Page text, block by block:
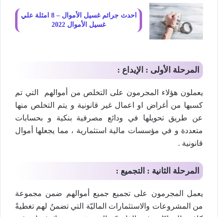
احدث جرائم غسيل الأموال – 8 امثلة علي
غسيل الأموال 2022
المرحلة الأولى : الإيداع :
يعملون هؤلاء المجرمون على التخلص من أموالهم التي تم
كسبها من أغراض او اعمال غير قانونية و يتم التخلص منها
عن طريق تحويلها في ودائع مصرفية بنكية و بحسابات
متعددة و في مؤسسات مالية استثمارية ، مما يجعلها أموال
قانونية .
المرحلة الثانية : التجميع :
يعمل المجرمون على تجميع جميع أموالهم ضمن مجموعة
من المشروعات والاستثمارات الماليّة التي تضمنُ لهم تغطيةً